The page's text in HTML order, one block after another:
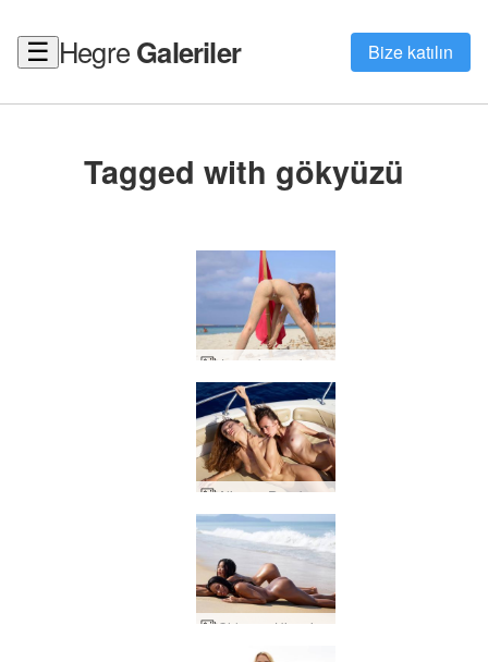
☰ HegreGaleriler Bize katılın
Tagged with gökyüzü
Jenna kırmızı bayrak İbiza
Alice ve Rosa'nın çıplak gezisi